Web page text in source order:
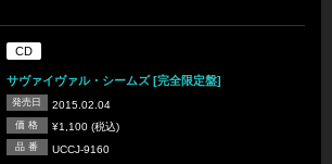
CD
サヴァイヴァル・シームズ [完全限定盤]
発売日 2015.02.04
価 格 ¥1,100 (税込)
品 番 UCCJ-9160